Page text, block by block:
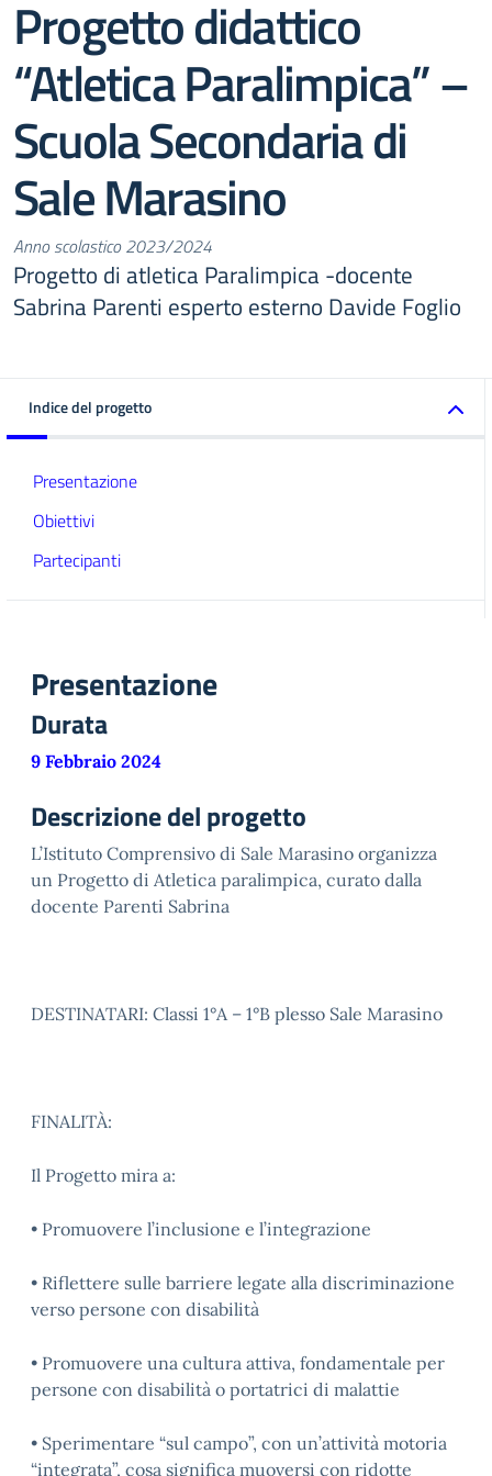
Progetto didattico
“Atletica Paralimpica” –
Scuola Secondaria di
Sale Marasino
Anno scolastico 2023/2024
Progetto di atletica Paralimpica -docente
Sabrina Parenti esperto esterno Davide Foglio
Indice del progetto
Presentazione
Obiettivi
Partecipanti
Presentazione
Durata
9 Febbraio 2024
Descrizione del progetto
L’Istituto Comprensivo di Sale Marasino organizza
un Progetto di Atletica paralimpica, curato dalla
docente Parenti Sabrina
DESTINATARI: Classi 1°A – 1°B plesso Sale Marasino
FINALITÀ:
Il Progetto mira a:
• Promuovere l’inclusione e l’integrazione
• Riflettere sulle barriere legate alla discriminazione
verso persone con disabilità
• Promuovere una cultura attiva, fondamentale per
persone con disabilità o portatrici di malattie
• Sperimentare “sul campo”, con un’attività motoria
“integrata”, cosa significa muoversi con ridotte